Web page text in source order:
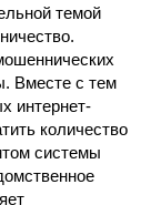
темой
Вместе с тем
интернет-
количество
системы